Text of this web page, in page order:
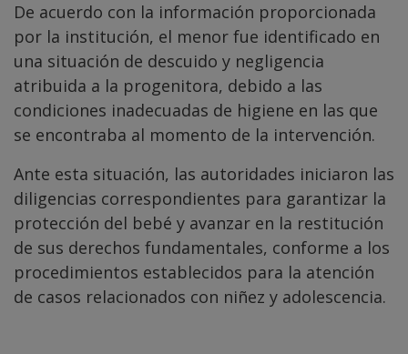
De acuerdo con la información proporcionada
por la institución, el menor fue identificado en
una situación de descuido y negligencia
atribuida a la progenitora, debido a las
condiciones inadecuadas de higiene en las que
se encontraba al momento de la intervención.
Ante esta situación, las autoridades iniciaron las
diligencias correspondientes para garantizar la
protección del bebé y avanzar en la restitución
de sus derechos fundamentales, conforme a los
procedimientos establecidos para la atención
de casos relacionados con niñez y adolescencia.